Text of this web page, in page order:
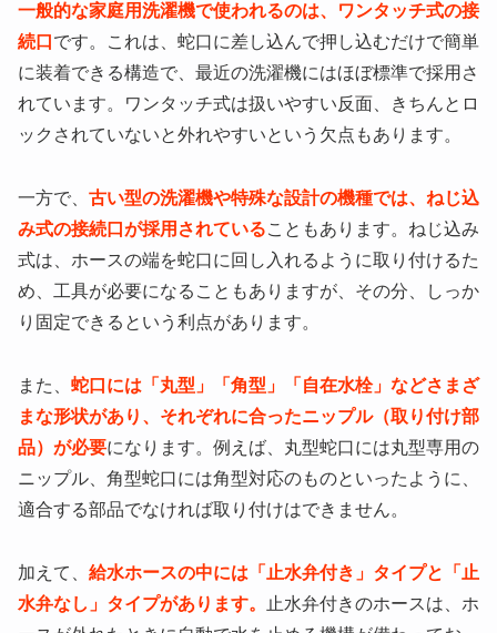
一般的な家庭用洗濯機で使われるのは、ワンタッチ式の接
続口 です。これは、蛇口に差し込んで押し込むだけで簡単
に装着できる構造で、最近の洗濯機にはほぼ標準で採用さ
れています。ワンタッチ式は扱いやすい反面、きちんとロ
ックされていないと外れやすいという欠点もあります。
一方で、 古い型の洗濯機や特殊な設計の機種では、ねじ込
み式の接続口が採用されていることもあります。ねじ込み
式は、ホースの端を蛇口に回し入れるように取り付けるた
め、工具が必要になることもありますが、その分、しっか
り固定できるという利点があります。
また、 蛇口には「丸型」「角型」「自在水栓」などさまざ
まな形状があり、それぞれに合ったニップル（取り付け部
品）が必要になります。例えば、丸型蛇口には丸型専用の
ニップル、角型蛇口には角型対応のものといったように、
適合する部品でなければ取り付けはできません。
加えて、 給水ホースの中には「止水弁付き」タイプと「止
水弁なし」タイプがあります。
止水弁付きのホースは、ホ